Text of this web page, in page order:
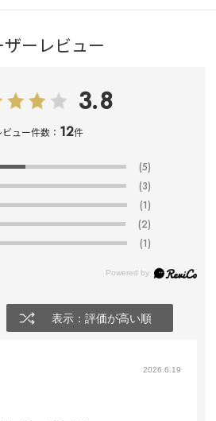
ザーレビュー
3.8
ビュー件数： 12件
(5)
(3)
(1)
(2)
(1)
表示：評価が高い順
2026.6.19